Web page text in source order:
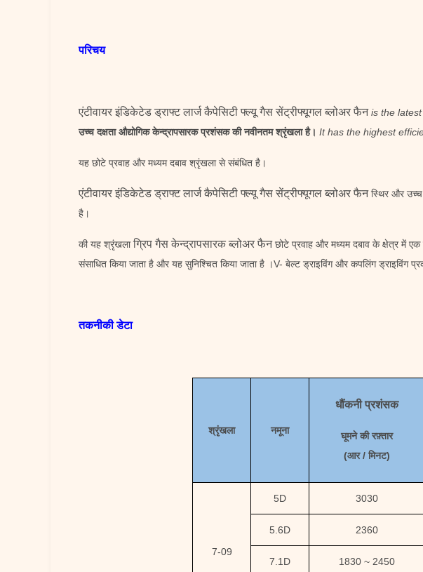
परिचय
एंटीवायर इंडिकेटेड ड्राफ्ट लार्ज कैपेसिटी फ्ल्यू गैस सेंट्रीफ्यूगल ब्लोअर फैन is the
उच्च दक्षता औद्योगिक केन्द्रापसारक प्रशंसक की नवीनतम श्रृंखला है। It has the highest
यह छोटे प्रवाह और मध्यम दबाव श्रृंखला से संबंधित है।
एंटीवायर इंडिकेटेड ड्राफ्ट लार्ज कैपेसिटी फ्ल्यू गैस सेंट्रीफ्यूगल ब्लोअर फैनस्थिर और उच्च
है।
की यह श्रृंखलाग्रिप गैस केन्द्रापसारक ब्लोअर फैनछोटे प्रवाह और मध्यम दबाव के क्षेत्र में एक
संसाधित किया जाता है और यह सुनिश्चित किया जाता है ।V- बेल्ट ड्राइविंग और कपलिंग
तकनीकी डेटा
श्रृंखला नमूना
धौंकनी प्रशंसक
घूमने की रफ़्तार
(आर / मिनट)
7-09
5D 3030
5.6D 2360
7.1D 1830 ~ 2450